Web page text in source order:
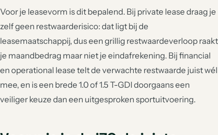
Voor je leasevorm is dit bepalend. Bij private lease draag je
zelf geen restwaarderisico: dat ligt bij de
leasemaatschappij, dus een grillig restwaardeverloop raakt
je maandbedrag maar niet je eindafrekening. Bij financial
en operational lease telt de verwachte restwaarde juist wél
mee, en is een brede 1.0 of 1.5 T-GDI doorgaans een
veiliger keuze dan een uitgesproken sportuitvoering.